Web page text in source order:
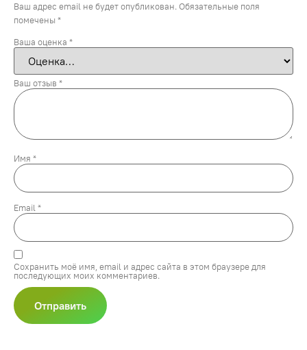
Ваш адрес email не будет опубликован. Обязательные поля
помечены *
Ваша оценка *
Ваш отзыв *
Имя *
Email *
Сохранить моё имя, email и адрес сайта в этом браузере для
последующих моих комментариев.